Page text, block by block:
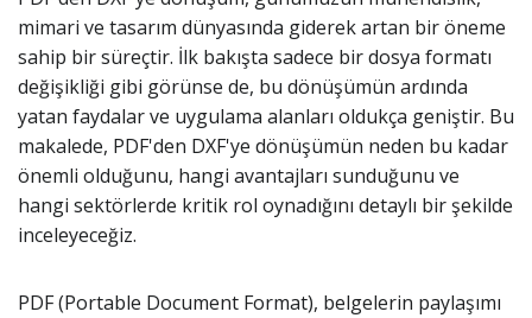
mimari ve tasarım dünyasında giderek artan bir öneme
sahip bir süreçtir. İlk bakışta sadece bir dosya formatı
değişikliği gibi görünse de, bu dönüşümün ardında
yatan faydalar ve uygulama alanları oldukça geniştir. Bu
makalede, PDF'den DXF'ye dönüşümün neden bu kadar
önemli olduğunu, hangi avantajları sunduğunu ve
hangi sektörlerde kritik rol oynadığını detaylı bir şekilde
inceleyeceğiz.
PDF (Portable Document Format), belgelerin paylaşımı